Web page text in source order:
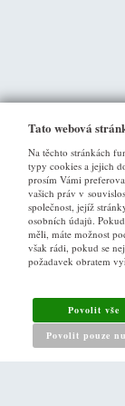
VŠE O
Jak
Zásady
Tato webová
Na těchto stránkách
typy cookies a jejich
prosím Vámi
vašich práv v
společnost, jejíž
osobních údajů.
měli, máte možnost
však rádi, pokud se
požadavek obratem
Povolit vše
Povolit pouze